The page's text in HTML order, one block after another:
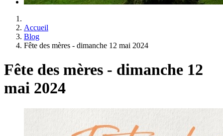
Accueil
Blog
Fête des mères - dimanche 12 mai 2024
Fête des mères - dimanche 12
mai 2024